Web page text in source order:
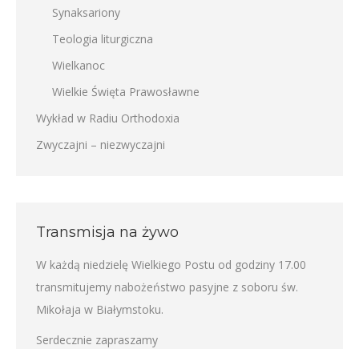
Synaksariony
Teologia liturgiczna
Wielkanoc
Wielkie Święta Prawosławne
Wykład w Radiu Orthodoxia
Zwyczajni – niezwyczajni
Transmisja na żywo
W każdą niedzielę Wielkiego Postu od godziny 17.00
transmitujemy nabożeństwo pasyjne z soboru św.
Mikołaja w Białymstoku.
Serdecznie zapraszamy